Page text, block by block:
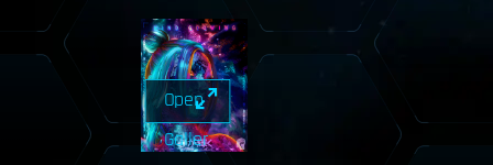
Open
Galler